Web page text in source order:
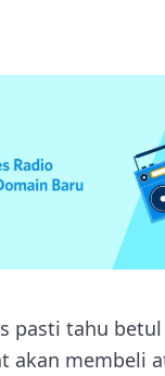
pasti tahu
akan membeli